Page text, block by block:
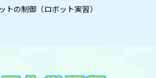
トの制御（ロボット実習）